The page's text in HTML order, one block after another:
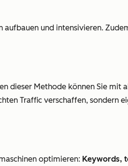
und intensivieren.
dieser Methode können Sie mit
Traffic verschaffen, sondern
optimieren: Keywords,